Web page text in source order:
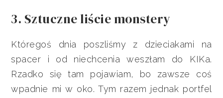
3. Sztuczne liście monstery
Któregoś dnia poszliśmy z dzieciakami na
spacer i od niechcenia weszłam do KIKa.
Rzadko się tam pojawiam, bo zawsze coś
wpadnie mi w oko. Tym razem jednak portfel